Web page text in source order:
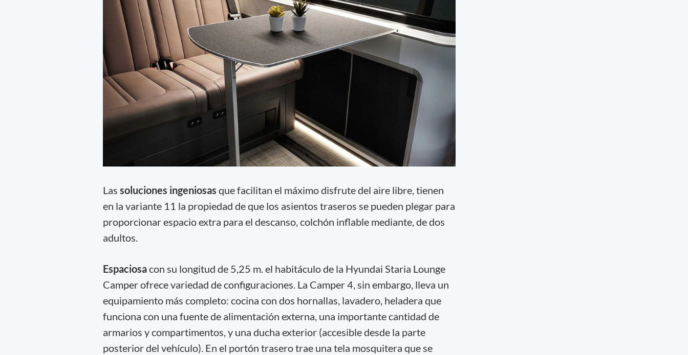
Las soluciones ingeniosas que facilitan el máximo disfrute del aire libre, tienen
en la variante 11 la propiedad de que los asientos traseros se pueden plegar para
proporcionar espacio extra para el descanso, colchón inflable mediante, de dos
adultos.
Espaciosacon su longitud de 5,25 m. el habitáculo de la Hyundai Staria Lounge
Camper ofrece variedad de configuraciones. La Camper 4, sin embargo, lleva un
equipamiento más completo: cocina con dos hornallas, lavadero, heladera que
funciona con una fuente de alimentación externa, una importante cantidad de
armarios y compartimentos, y una ducha exterior (accesible desde la parte
posterior del vehículo). En el portón trasero trae una tela mosquitera que se